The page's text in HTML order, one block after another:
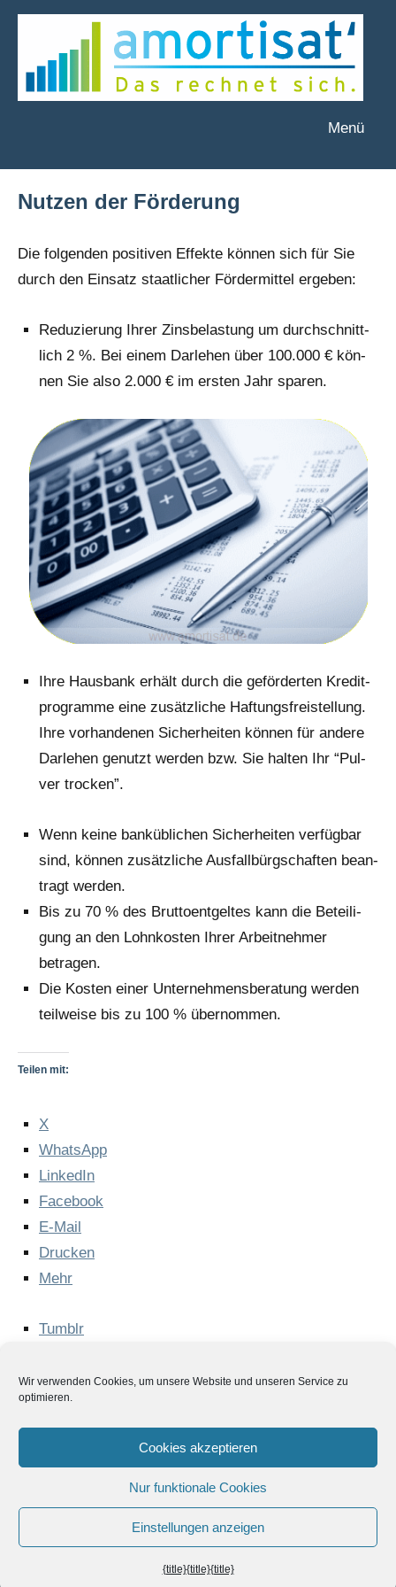
Zum
springen
´
Menü
Nutzen der Förderung
Die fol­gen­den posi­ti­ven Effek­te kön­nen sich für Sie
durch den Ein­satz staat­li­cher För­der­mit­tel ergeben:
Redu­zie­rung Ihrer Zins­be­las­tung um durch­schnitt­
lich 2 %. Bei einem Dar­le­hen über 100.000 € kön­
nen Sie also 2.000 € im ers­ten Jahr sparen.
Ihre Haus­bank erhält durch die geför­der­ten Kre­dit­
pro­gram­me eine zusätz­li­che Haf­tungs­frei­stel­lung.
Ihre vor­han­de­nen Sicher­hei­ten kön­nen für ande­re
Dar­le­hen genutzt wer­den bzw. Sie hal­ten Ihr “Pul­
ver trocken”.
Wenn kei­ne bank­üb­li­chen Sicher­hei­ten ver­füg­bar
sind, kön­nen zusätz­li­che Aus­fall­bürg­schaf­ten bean­
tragt werden.
Bis zu 70 % des Brut­to­ent­gel­tes kann die Betei­li­
gung an den Lohn­kos­ten Ihrer Arbeit­neh­mer
betragen.
Die Kos­ten einer Unter­neh­mens­be­ra­tung wer­den
teil­wei­se bis zu 100 % übernommen.
Teilen mit:
X
Whats­App
Lin­ke­dIn
Face­book
E‑Mail
Dru­cken
Mehr
Tumb­lr
Impressum
Datenschutz
Allgemeine
Wir verwenden Cookies, um unsere Website und unseren Service zu
optimieren.
Cookies akzeptieren
Nur funktionale Cookies
Einstellungen anzeigen
{title}{title}{title}